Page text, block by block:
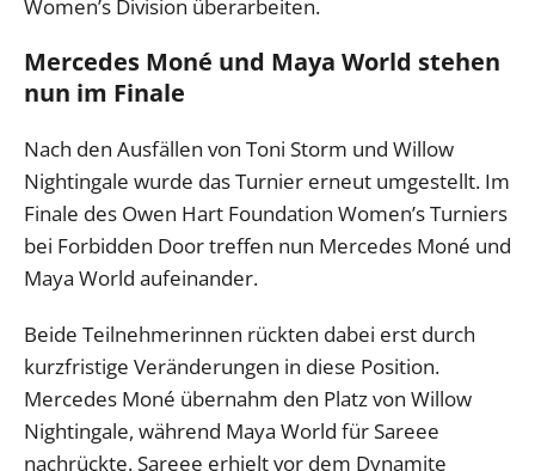
Women’s Division überarbeiten.
Mercedes Moné und Maya World stehen
nun im Finale
Nach den Ausfällen von Toni Storm und Willow
Nightingale wurde das Turnier erneut umgestellt. Im
Finale des Owen Hart Foundation Women’s Turniers
bei Forbidden Door treffen nun Mercedes Moné und
Maya World aufeinander.
Beide Teilnehmerinnen rückten dabei erst durch
kurzfristige Veränderungen in diese Position.
Mercedes Moné übernahm den Platz von Willow
Nightingale, während Maya World für Sareee
nachrückte. Sareee erhielt vor dem Dynamite